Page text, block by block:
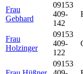
Frau
Gebhard
09153
409-
142
Frau
Holzinger
09153
409-
122
09153